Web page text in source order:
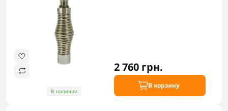
В наличии
2 760 грн.
В корзину